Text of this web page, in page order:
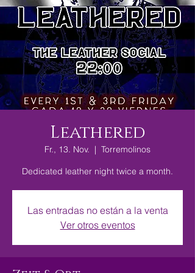
Leathered
Fr., 13. Nov.
  |
Torremolinos
Dedicated leather night twice a month.
Las entradas no están a la venta
Ver otros eventos